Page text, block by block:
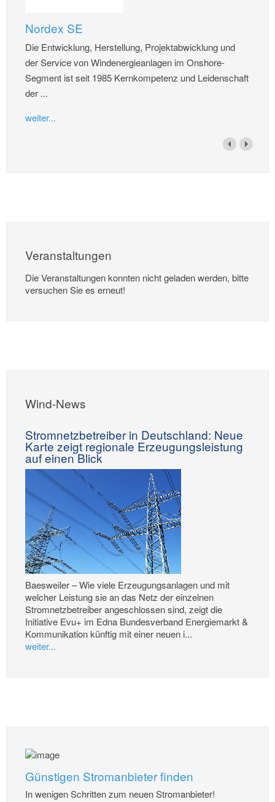
Nordex SE
Die Entwicklung, Herstellung, Projektabwicklung und
der Service von Windenergieanlagen im Onshore-
Segment ist seit 1985 Kernkompetenz und Leidenschaft
der ...
weiter...
Veranstaltungen
Die Veranstaltungen konnten nicht geladen werden, bitte
versuchen Sie es erneut!
Wind-News
Stromnetzbetreiber in Deutschland: Neue
Karte zeigt regionale Erzeugungsleistung
auf einen Blick
Baesweiler – Wie viele Erzeugungsanlagen und mit
welcher Leistung sie an das Netz der einzelnen
Stromnetzbetreiber angeschlossen sind, zeigt die
Initiative Evu+ im Edna Bundesverband Energiemarkt &
Kommunikation künftig mit einer neuen i...
weiter...
Günstigen Stromanbieter finden
In wenigen Schritten zum neuen Stromanbieter!